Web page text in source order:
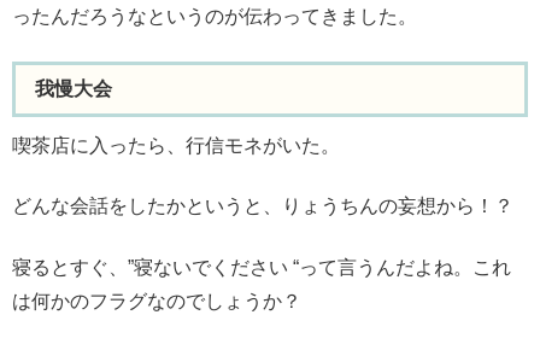
ったんだろうなというのが伝わってきました。
我慢大会
喫茶店に入ったら、行信モネがいた。
どんな会話をしたかというと、りょうちんの妄想から！？
寝るとすぐ、”寝ないでください “って言うんだよね。これ
は何かのフラグなのでしょうか？